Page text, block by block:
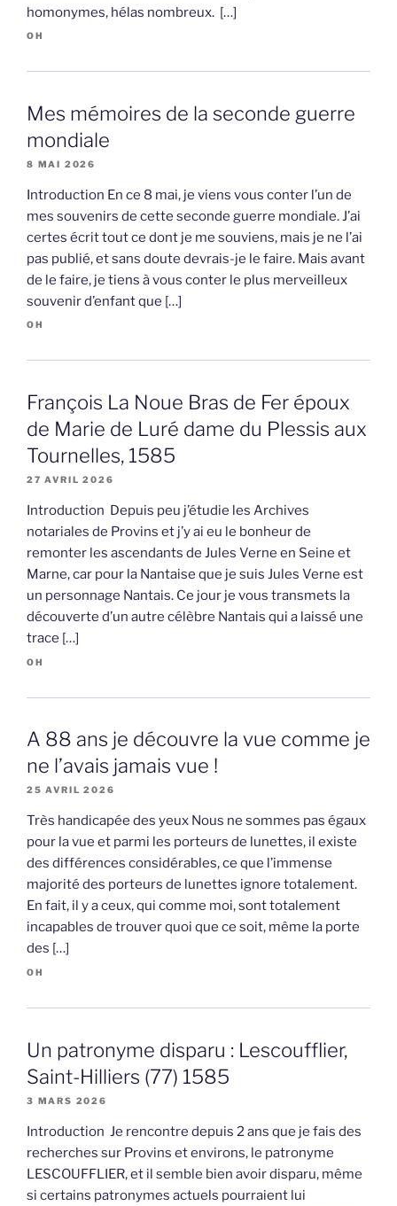
homonymes, hélas nombreux. […]
OH
Mes mémoires de la seconde guerre
mondiale
8 MAI 2026
Introduction En ce 8 mai, je viens vous conter l’un de
mes souvenirs de cette seconde guerre mondiale. J’ai
certes écrit tout ce dont je me souviens, mais je ne l’ai
pas publié, et sans doute devrais-je le faire. Mais avant
de le faire, je tiens à vous conter le plus merveilleux
souvenir d’enfant que […]
OH
François La Noue Bras de Fer époux
de Marie de Luré dame du Plessis aux
Tournelles, 1585
27 AVRIL 2026
Introduction Depuis peu j’étudie les Archives
notariales de Provins et j’y ai eu le bonheur de
remonter les ascendants de Jules Verne en Seine et
Marne, car pour la Nantaise que je suis Jules Verne est
un personnage Nantais. Ce jour je vous transmets la
découverte d’un autre célèbre Nantais qui a laissé une
trace […]
OH
A 88 ans je découvre la vue comme je
ne l’avais jamais vue !
25 AVRIL 2026
Très handicapée des yeux Nous ne sommes pas égaux
pour la vue et parmi les porteurs de lunettes, il existe
des différences considérables, ce que l’immense
majorité des porteurs de lunettes ignore totalement.
En fait, il y a ceux, qui comme moi, sont totalement
incapables de trouver quoi que ce soit, même la porte
des […]
OH
Un patronyme disparu : Lescoufflier,
Saint-Hilliers (77) 1585
3 MARS 2026
Introduction Je rencontre depuis 2 ans que je fais des
recherches sur Provins et environs, le patronyme
LESCOUFFLIER, et il semble bien avoir disparu, même
si certains patronymes actuels pourraient lui